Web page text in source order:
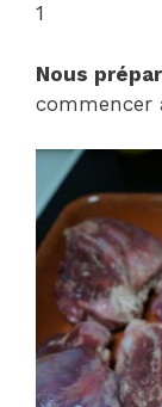
1
Nous
commencer